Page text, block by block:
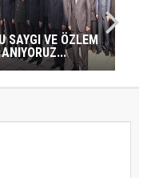
SAYGI VE ÖZLEM